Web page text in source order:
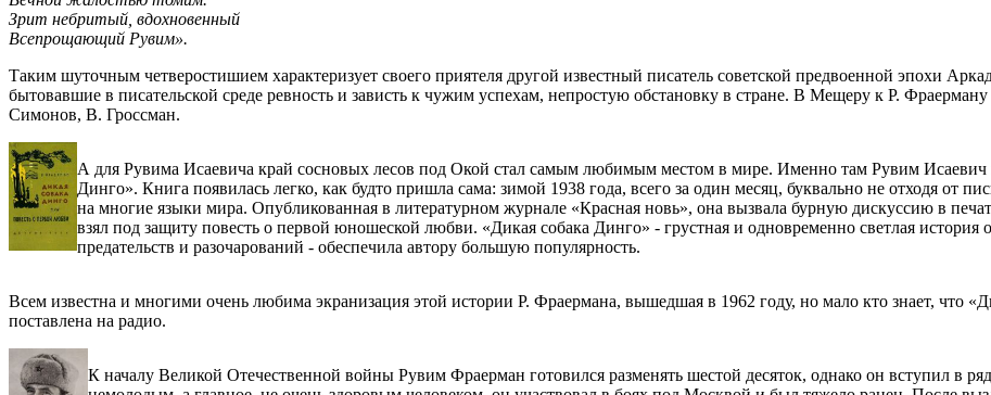
Зрит небритый, вдохновенный
Всепрощающий Рувим».
Таким шуточным четверостишием характеризует своего приятеля другой известный писатель советской предвоенной эпохи
бытовавшие в писательской среде ревность и зависть к чужим успехам, непростую обстановку в стране. В Мещеру к Р.
Симонов, В. Гроссман.
А для Рувима Исаевича край сосновых лесов под Окой стал самым любимым местом в мире. Именно там Рувим Исаевич
Динго». Книга появилась легко, как будто пришла сама: зимой 1938 года, всего за один месяц, буквально не отходя от
на многие языки мира. Опубликованная в литературном журнале «Красная новь», она вызвала бурную дискуссию в
взял под защиту повесть о первой юношеской любви. «Дикая собака Динго» - грустная и одновременно светлая
предательств и разочарований - обеспечила автору большую популярность.
Всем известна и многими очень любима экранизация этой истории Р. Фраермана, вышедшая в 1962 году, но мало кто знает, что
поставлена на радио.
К началу Великой Отечественной войны Рувим Фраерман готовился разменять шестой десяток, однако он вступил в